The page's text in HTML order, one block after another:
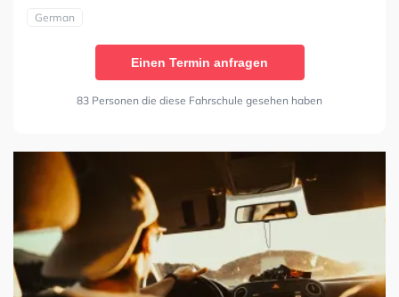
German
Einen Termin anfragen
83 Personen die diese Fahrschule gesehen haben